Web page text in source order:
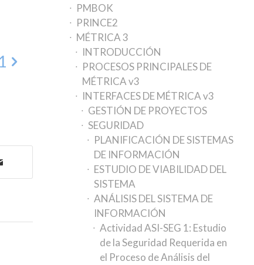
PMBOK
PRINCE2
MÉTRICA 3
INTRODUCCIÓN
PROCESOS PRINCIPALES DE
MÉTRICA v3
INTERFACES DE MÉTRICA v3
GESTIÓN DE PROYECTOS
SEGURIDAD
PLANIFICACIÓN DE SISTEMAS
DE INFORMACIÓN
ESTUDIO DE VIABILIDAD DEL
SISTEMA
ANÁLISIS DEL SISTEMA DE
INFORMACIÓN
Actividad ASI-SEG 1: Estudio
de la Seguridad Requerida en
el Proceso de Análisis del